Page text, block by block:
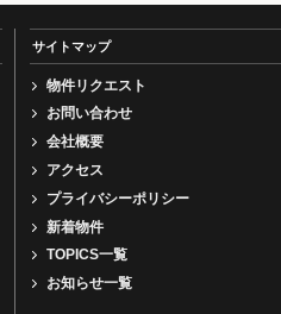
サイトマップ
物件リクエスト
お問い合わせ
会社概要
アクセス
プライバシーポリシー
新着物件
TOPICS一覧
お知らせ一覧